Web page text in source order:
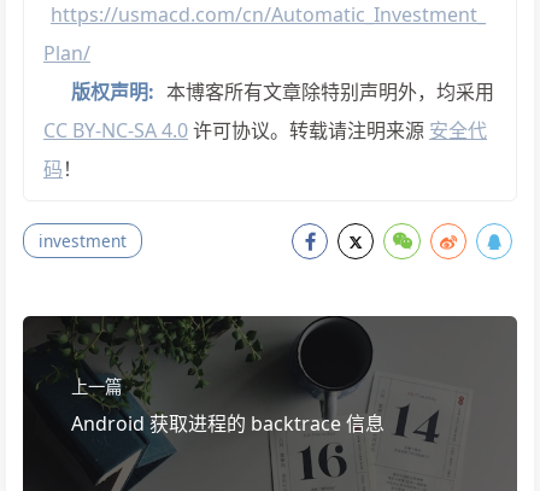
https://usmacd.com/cn/Automatic_Investment_
Plan/
版权声明: 本博客所有文章除特别声明外，均采用
CC BY-NC-SA 4.0许可协议。转载请注明来源 安全代
码！
investment
上一篇
Android 获取进程的 backtrace 信息